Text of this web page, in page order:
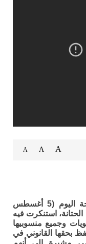
A
A
A
أصدر المركز الإعلامي للقوات المسلحة اليوم (5 أغسطس
استنكرت فيه
وجميع منسوبيها
بحقها القانوني في